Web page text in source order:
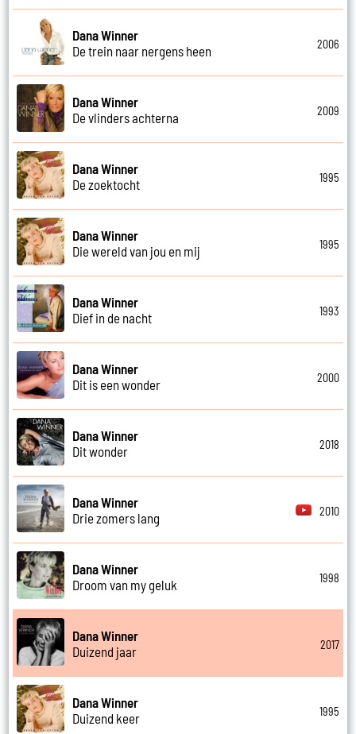
Dana Winner
De trein naar nergens heen
2006
Dana Winner
De vlinders achterna
2009
Dana Winner
De zoektocht
1995
Dana Winner
Die wereld van jou en mij
1995
Dana Winner
Dief in de nacht
1993
Dana Winner
Dit is een wonder
2000
Dana Winner
Dit wonder
2018
Dana Winner
Drie zomers lang
2010
Dana Winner
Droom van my geluk
1998
Dana Winner
Duizend jaar
2017
Dana Winner
Duizend keer
1995